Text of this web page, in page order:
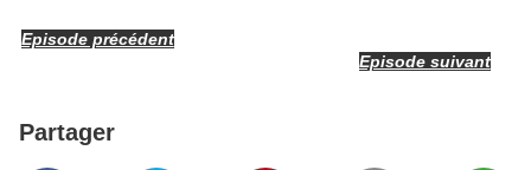
Episode précédent
Episode suivant
Partager